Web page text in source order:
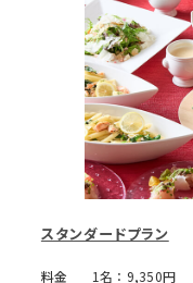
スタンダードプラン
料金
1名：9,350円